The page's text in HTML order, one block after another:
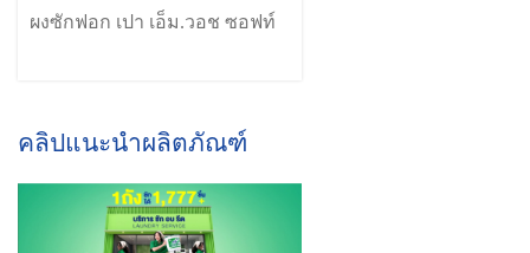
ผงซักฟอก เปา เอ็ม.วอช ซอฟท์
คลิปแนะนำผลิตภัณฑ์